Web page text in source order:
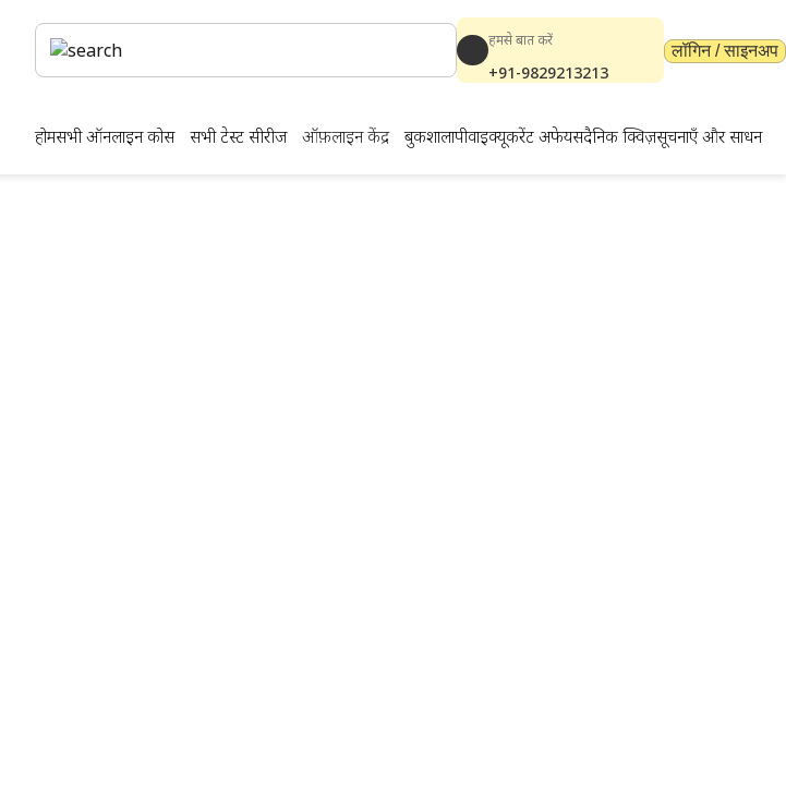
हमसे बात करें
+91-9829213213
लॉगिन / साइनअप
होमसभी ऑनलाइन कोर्स सभी टेस्ट सीरीज ऑफ़लाइन केंद्र बुकशालापीवाईक्यूकरेंट अफेयर्सदैनिक क्विज़सूचनाएँ और साधन